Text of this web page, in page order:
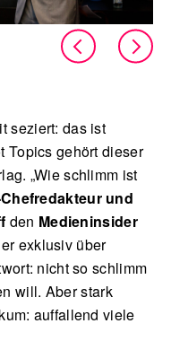
seziert: das ist
Topics gehört dieser
„Wie schlimm ist
und
den Medieninsider
exklusiv über
nicht so schlimm
will. Aber stark
auffallend viele